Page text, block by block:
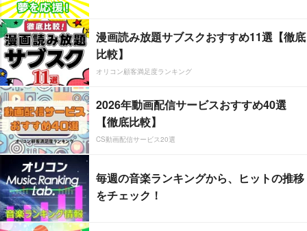
漫画読み放題サブスクおすすめ11選【徹底
比較】
オリコン顧客満足度ランキング
2026年動画配信サービスおすすめ40選
【徹底比較】
CS動画配信サービス20選
毎週の音楽ランキングから、ヒットの推移
をチェック！